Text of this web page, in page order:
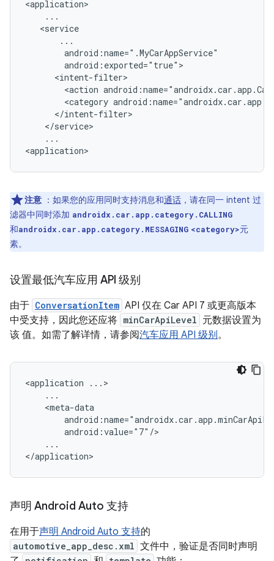
<action
<category
...
注意 ：如果您的应用同时支持消息和通话 ，请在同一 intent 过
滤器中同时添加 androidx.car.app.category.CALLING
和androidx.car.app.category.MESSAGING <category>元
素。
设置最低汽车应用 API 级别
由于 ConversationItem API 仅在 Car API 7 或更高版本
中受支持，因此您还应将 minCarApiLevel 元数据设置为
该 值。如需了解详情，请参阅汽车应用 API 级别。
<application
...
声明 Android Auto 支持
在用于声明 Android Auto 支持的
automotive_app_desc.xml 文件中，验证是否同时声明